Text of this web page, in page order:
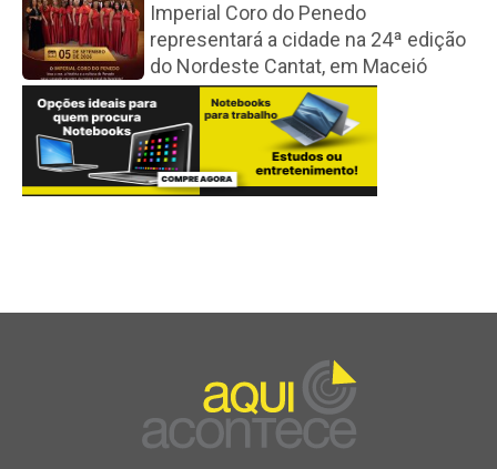
Imperial Coro do Penedo
representará a cidade na 24ª edição
do Nordeste Cantat, em Maceió